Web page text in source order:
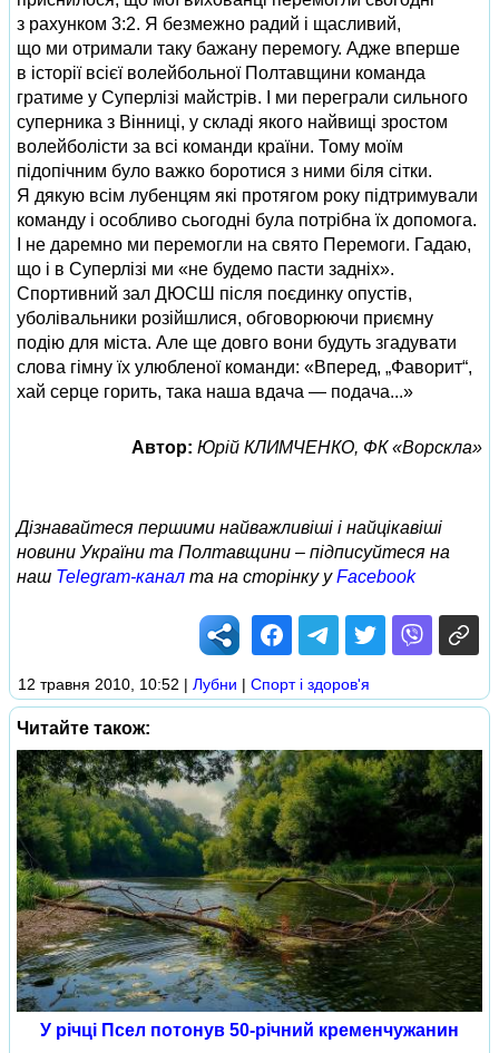
з рахунком 3:2. Я безмежно радий і щасливий,
що ми отримали таку бажану перемогу. Адже вперше
в історії всієї волейбольної Полтавщини команда
гратиме у Суперлізі майстрів. І ми переграли сильного
суперника з Вінниці, у складі якого найвищі зростом
волейболісти за всі команди країни. Тому моїм
підопічним було важко боротися з ними біля сітки.
Я дякую всім лубенцям які протягом року підтримували
команду і особливо сьогодні була потрібна їх допомога.
І не даремно ми перемогли на свято Перемоги. Гадаю,
що і в Суперлізі ми «не будемо пасти задніх».
Спортивний зал ДЮСШ після поєдинку опустів,
уболівальники розійшлися, обговорюючи приємну
подію для міста. Але ще довго вони будуть згадувати
слова гімну їх улюбленої команди: «Вперед, „Фаворит“,
хай серце горить, така наша вдача — подача...»
Автор: Юрій КЛИМЧЕНКО, ФК «Ворскла»
Дізнавайтеся першими найважливіші і найцікавіші
новини України та Полтавщини – підписуйтеся на
наш Telegram-канал та на сторінку уFacebook
12 травня 2010, 10:52 | Лубни | Спорт і здоров'я
Читайте також:
У річці Псел потонув 50-річний кременчужанин